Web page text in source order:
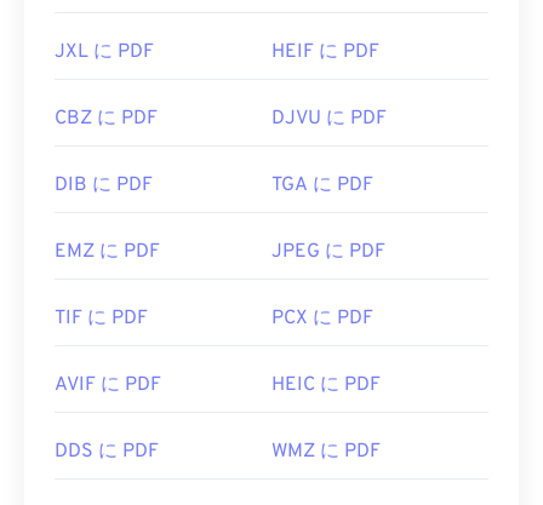
JXL に PDF HEIF に PDF
CBZ に PDF DJVU に PDF
DIB に PDF TGA に PDF
EMZ に PDF JPEG に PDF
TIF に PDF PCX に PDF
AVIF に PDF HEIC に PDF
DDS に PDF WMZ に PDF